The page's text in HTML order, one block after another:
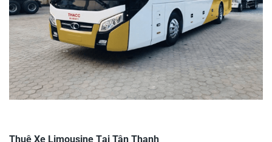
Thuê Xe Limousine Tại Tân Thạnh